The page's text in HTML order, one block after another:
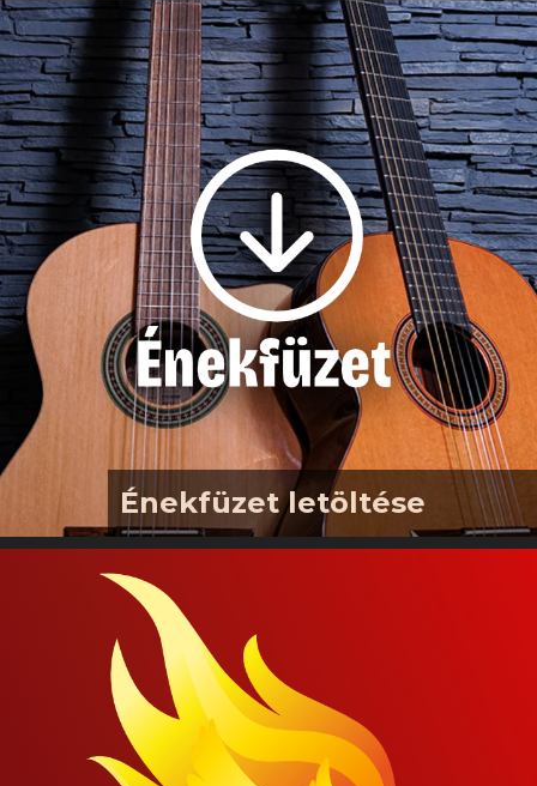
2026. 06. 14-én, vasárnap 10 órától
tartjuk tanévzáró istentiszteletünket
a gyermekek műsorával. Ez az ünnep
gyülekezetünkben az Apák Napja,
amire külön, apáknak és apákról szóló
prédikációval készülünk. Szeretettel
várjuk a családokat, és gyülekezetünk
minden tagját!
Énekfüzet letöltése
letölthető innen Letöltés